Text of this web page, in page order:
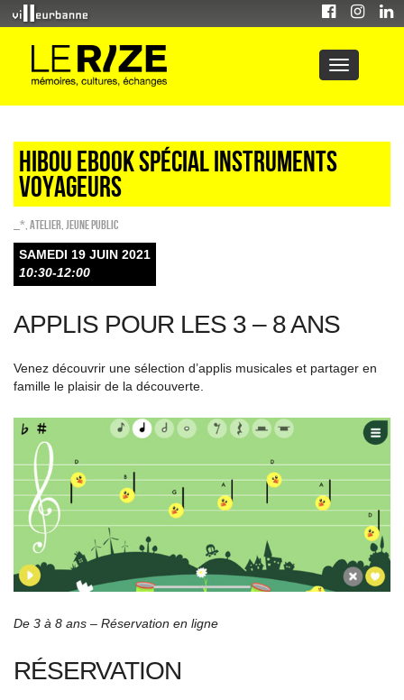
Hibou Ebook spécial instruments
voyageurs
_* Atelier Jeune public
SAMEDI 19 JUIN 2021
10:30-12:00
APPLIS POUR LES 3 – 8 ANS
Venez découvrir une sélection d’applis musicales et partager en
famille le plaisir de la découverte.
De 3 à 8 ans – Réservation en ligne
RÉSERVATION